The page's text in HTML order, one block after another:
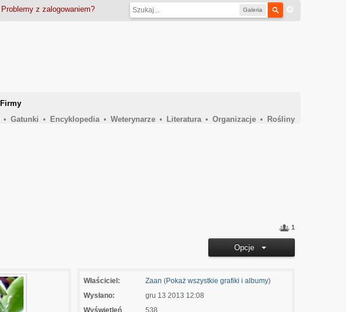
Galeria
Problemy z zalogowaniem?
Firmy
• Gatunki • Encyklopedia • Weterynarze • Literatura • Organizacje •
Rośliny
1
Opcje
Właściciel: Zaan (Pokaż wszystkie grafiki i albumy)
Wysłano:
gru 13 2013 12:08
Wyświetleń
538